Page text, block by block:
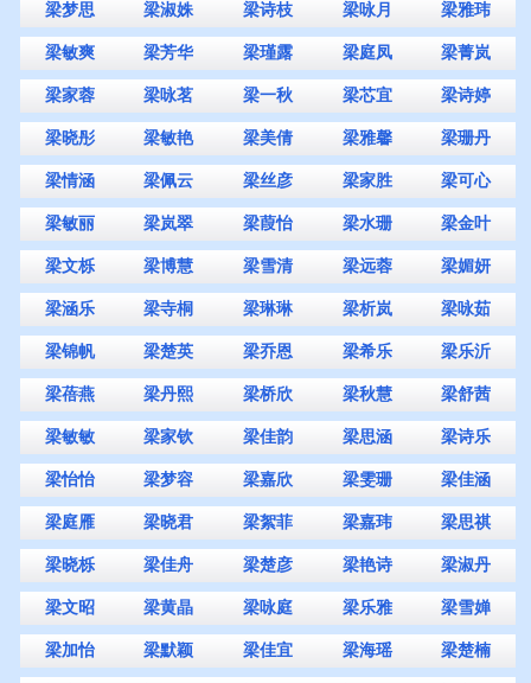
梁梦思 梁淑姝 梁诗枝 梁咏月 梁雅玮
梁敏爽 梁芳华 梁瑾露 梁庭凤 梁菁岚
梁家蓉 梁咏茗 梁一秋 梁芯宜 梁诗婷
梁晓彤 梁敏艳 梁美倩 梁雅馨 梁珊丹
梁情涵 梁佩云 梁丝彦 梁家胜 梁可心
梁敏丽 梁岚翠 梁葭怡 梁水珊 梁金叶
梁文栎 梁博慧 梁雪清 梁远蓉 梁媚妍
梁涵乐 梁寺桐 梁琳琳 梁析岚 梁咏茹
梁锦帆 梁楚英 梁乔恩 梁希乐 梁乐沂
梁蓓燕 梁丹熙 梁桥欣 梁秋慧 梁舒茜
梁敏敏 梁家钦 梁佳韵 梁思涵 梁诗乐
梁怡怡 梁梦容 梁嘉欣 梁雯珊 梁佳涵
梁庭雁 梁晓君 梁絮菲 梁嘉玮 梁思祺
梁晓栎 梁佳舟 梁楚彦 梁艳诗 梁淑丹
梁文昭 梁黄晶 梁咏庭 梁乐雅 梁雪婵
梁加怡 梁默颖 梁佳宜 梁海瑶 梁楚楠